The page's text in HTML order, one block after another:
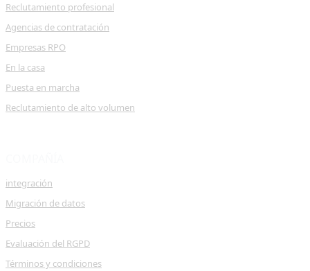
Reclutamiento profesional
Agencias de contratación
Empresas RPO
En la casa
Puesta en marcha
Reclutamiento de alto volumen
integración
Migración de datos
Precios
Evaluación del RGPD
Términos y condiciones